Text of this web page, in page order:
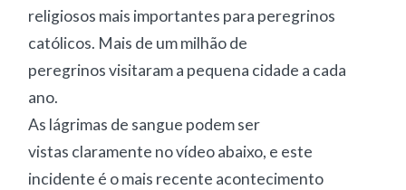
religiosos mais importantes para peregrinos
católicos. Mais de um milhão de
peregrinos visitaram a pequena cidade a cada
ano.
As lágrimas de sangue podem ser
vistas claramente no vídeo abaixo, e este
incidente é o mais recente acontecimento